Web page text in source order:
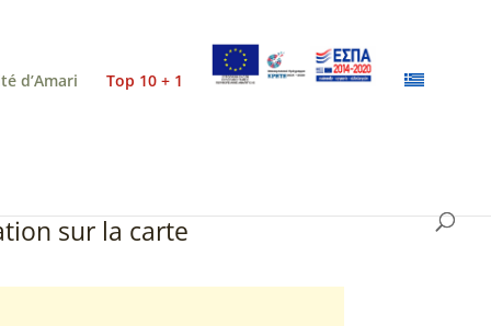
d’Amari Top 10 + 1
sur la carte